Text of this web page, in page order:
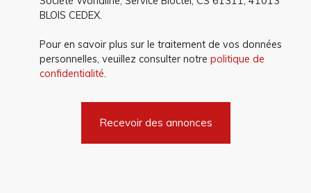
BLOIS CEDEX.
Pour en savoir plus sur le traitement de vos données
personnelles, veuillez consulter notre politique de
confidentialité.
Recevoir des annonces